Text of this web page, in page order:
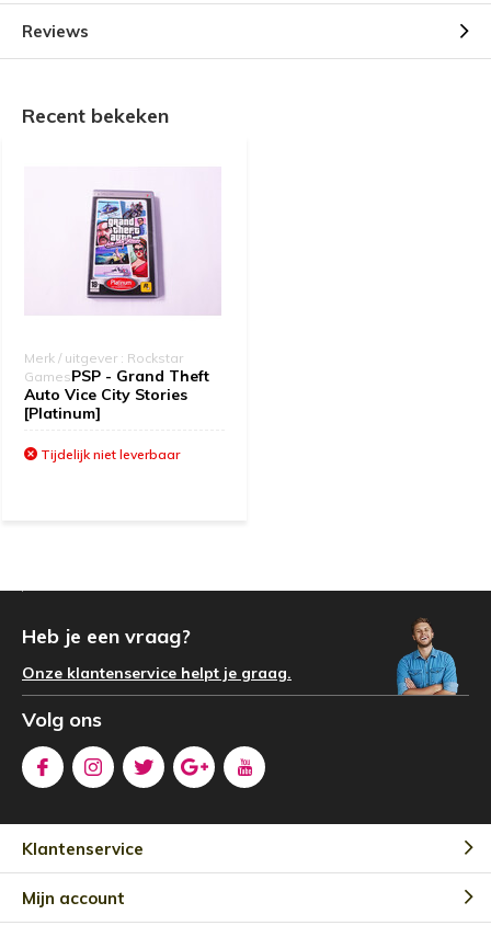
Reviews
Recent bekeken
Merk / uitgever : Rockstar
GamesPSP - Grand Theft
Auto Vice City Stories
[Platinum]
Tijdelijk niet leverbaar
Heb je een vraag?
Onze klantenservice helpt je graag.
Volg ons
Klantenservice
Mijn account